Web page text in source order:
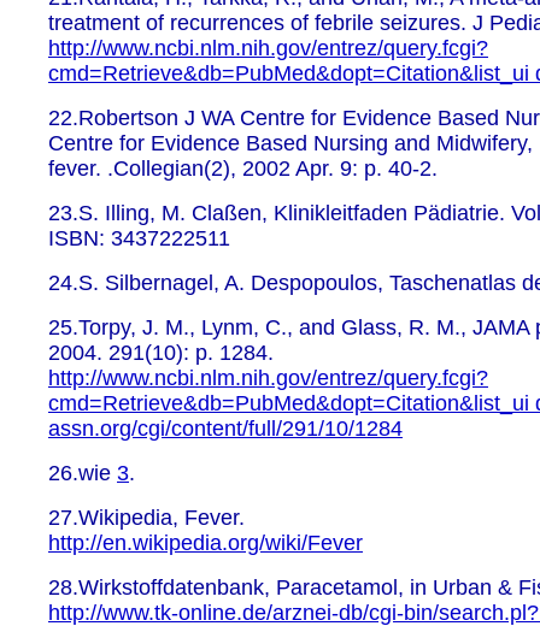
treatment of recurrences of febrile seizures. J
http://www.ncbi.nlm.nih.gov/entrez/query.fcgi?
cmd=Retrieve&db=PubMed&dopt=Citation&list_ui
22.Robertson J WA Centre for Evidence Based
Centre for Evidence Based Nursing and
fever. .Collegian(2), 2002 Apr. 9: p. 40-2.
23.S. Illing, M. Claßen, Klinikleitfaden Pädiatrie.
ISBN: 3437222511
24.S. Silbernagel, A. Despopoulos, Taschenatlas
25.Torpy, J. M., Lynm, C., and Glass, R. M.,
2004. 291(10): p. 1284.
http://www.ncbi.nlm.nih.gov/entrez/query.fcgi?
cmd=Retrieve&db=PubMed&dopt=Citation&list_ui
assn.org/cgi/content/full/291/10/1284
26.wie 3.
27.Wikipedia, Fever.
http://en.wikipedia.org/wiki/Fever
28.Wirkstoffdatenbank, Paracetamol, in Urban &
http://www.tk-online.de/arznei-db/cgi-bin/